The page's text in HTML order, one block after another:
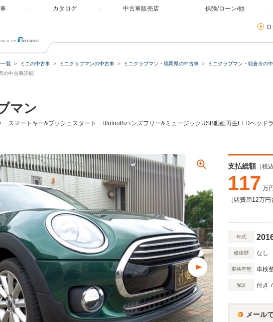
カタログ 中古車販売店 保険/ローン/他
一覧 ミニの中古車 ミニクラブマンの中古車 ミニクラブマン・福岡県の中古車
ミニクラブマン・朝倉市の
の中古車詳細
マン
スマートキー&プッシュスタート Blutoothハンズフリー&ミュージックUSB動画再生LEDヘッ
支払総額 （税
117 万円
（諸費用12万円
年式
修復歴 なし
車検有無 車検
保証 付き /
メール